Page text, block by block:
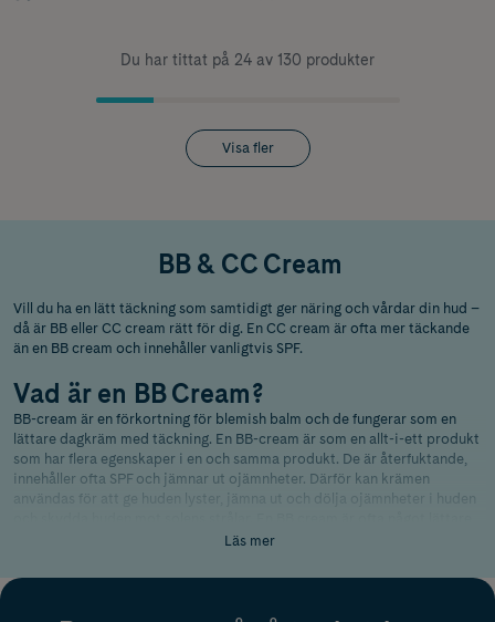
Du har tittat på 24 av 130 produkter
Visa fler
BB & CC Cream
Vill du ha en lätt täckning som samtidigt ger näring och vårdar din hud –
då är BB eller CC cream rätt för dig. En CC cream är ofta mer täckande
än en BB cream och innehåller vanligtvis SPF.
Vad är en BB Cream?
BB-cream är en förkortning för blemish balm och de fungerar som en
lättare dagkräm med täckning. En BB-cream är som en allt-i-ett produkt
som har flera egenskaper i en och samma produkt. De är återfuktande,
innehåller ofta SPF och jämnar ut ojämnheter. Därför kan krämen
användas för att ge huden lyster, jämna ut och dölja ojämnheter i huden
än en CC cream och kan därför användas av de som vill ha en naturlig
Läs mer